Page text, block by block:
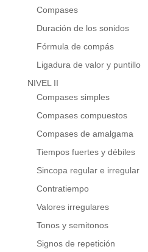
Compases
Duración de los sonidos
Fórmula de compás
Ligadura de valor y puntillo
NIVEL II
Compases simples
Compases compuestos
Compases de amalgama
Tiempos fuertes y débiles
Sincopa regular e irregular
Contratiempo
Valores irregulares
Tonos y semitonos
Signos de repetición